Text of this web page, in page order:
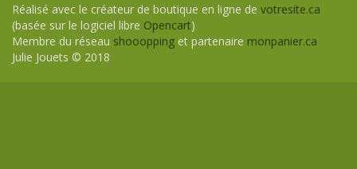
Réalisé avec le créateur de boutique en ligne de votresite.ca
(basée sur le logiciel libre Opencart)
Membre du réseau shooopping et partenaire monpanier.ca
Julie Jouets © 2018